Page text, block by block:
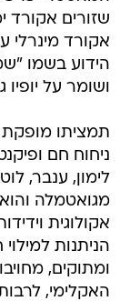
שזורים אקורד
אקורד מינרלי
הידוע בשמו
ושומר על
תמציתו מופקת
ניחוח חם
לימון, ענבר,
מגואטמלה
אקולוגית
הניתנות
ומתוקים,
האקלימי,